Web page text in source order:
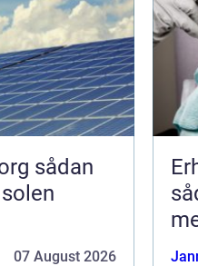
07 August 2026